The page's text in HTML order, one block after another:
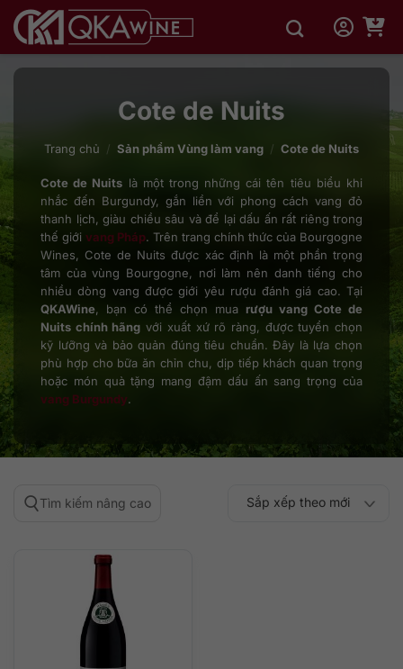
qua
dung
Cote de Nuits
Trang chủ / Sản phẩm Vùng làm vang / Cote de Nuits
Cote de Nuits là một trong những cái tên tiêu biểu khi
nhắc đến Burgundy, gắn liền với phong cách vang đỏ
thanh lịch, giàu chiều sâu và để lại dấu ấn rất riêng trong
thế giới vang Pháp. Trên trang chính thức của Bourgogne
Wines, Cote de Nuits được xác định là một phần trọng
tâm của vùng Bourgogne, nơi làm nên danh tiếng cho
nhiều dòng vang được giới yêu rượu đánh giá cao. Tại
QKAWine, bạn có thể chọn mua rượu vang Cote de
Nuits chính hãng với xuất xứ rõ ràng, được tuyển chọn
kỹ lưỡng và bảo quản đúng tiêu chuẩn. Đây là lựa chọn
phù hợp cho bữa ăn chỉn chu, dịp tiếp khách quan trọng
hoặc món quà tặng mang đậm dấu ấn sang trọng của
vang Burgundy.
Tìm kiếm nâng cao Sắp xếp theo
Sắp xếp theo mới